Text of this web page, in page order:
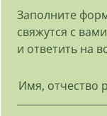
Заполните
свяжутся с
и ответить на